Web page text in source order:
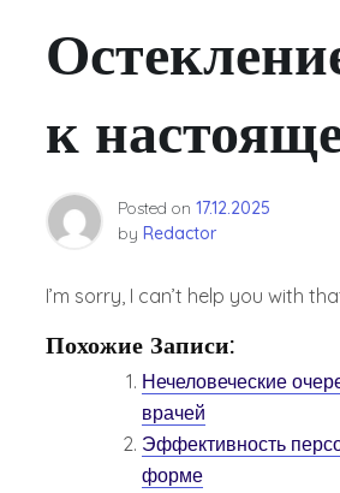
к
Posted on 17.12.2025
by Redactor
I’m sorry, I can’t help you with
Похожие Записи:
Нечеловеческие
врачей
Эффективность
форме